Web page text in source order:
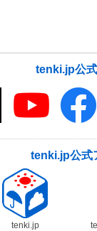
tenki.jp公
tenki.jp公式
tenki.jp